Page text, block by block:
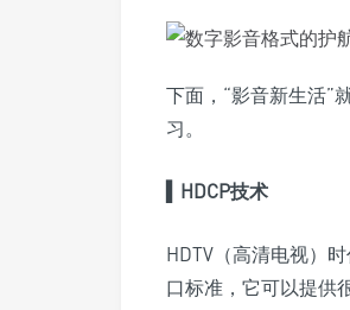
下面，“影音新生活”
习。
HDCP技术
HDTV（高清电视）
口标准，它可以提供